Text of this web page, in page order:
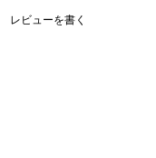
レビューを書く